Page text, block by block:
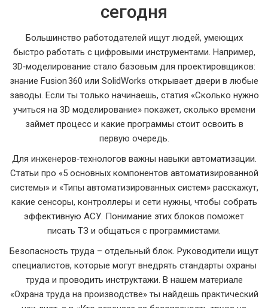
сегодня
Большинство работодателей ищут людей, умеющих
быстро работать с цифровыми инструментами. Например,
3D‑моделирование стало базовым для проектировщиков:
знание Fusion 360 или SolidWorks открывает двери в любые
заводы. Если ты только начинаешь, статия «Сколько нужно
учиться на 3D моделирование» покажет, сколько времени
займет процесс и какие программы стоит освоить в
первую очередь.
Для инженеров‑технологов важны навыки автоматизации.
Статьи про «5 основных компонентов автоматизированной
системы» и «Типы автоматизированных систем» расскажут,
какие сенсоры, контроллеры и сети нужны, чтобы собрать
эффективную АСУ. Понимание этих блоков поможет
писать ТЗ и общаться с программистами.
Безопасность труда – отдельный блок. Руководители ищут
специалистов, которые могут внедрять стандарты охраны
труда и проводить инструктажи. В нашем материале
«Охрана труда на производстве» ты найдешь практический